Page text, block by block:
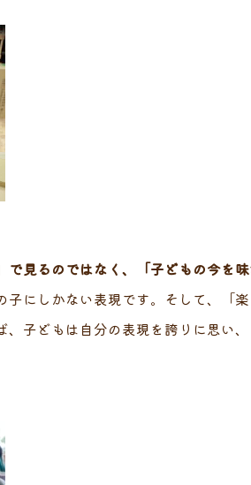
で見るのではなく、「子どもの今を味
にしかない表現です。そして、「
子どもは自分の表現を誇りに思い